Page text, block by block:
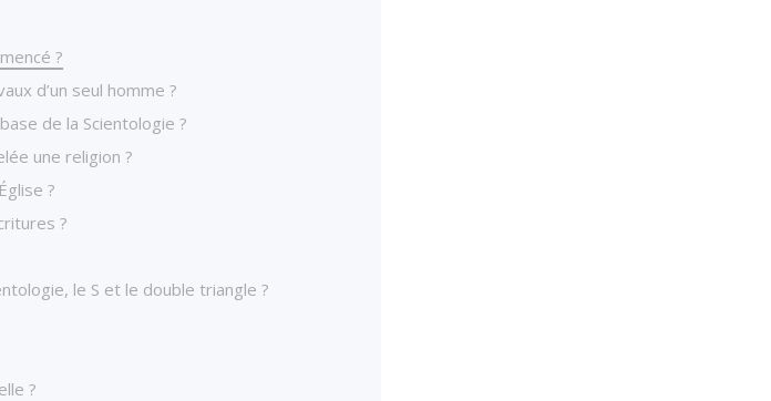
?
d’un seul homme ?
de la Scientologie ?
une religion ?
?
?
le S et le double triangle ?
?